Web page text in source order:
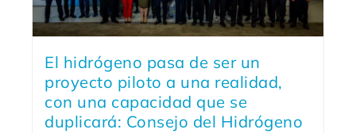
El hidrógeno pasa de ser un
proyecto piloto a una realidad,
con una capacidad que se
duplicará: Consejo del Hidrógeno